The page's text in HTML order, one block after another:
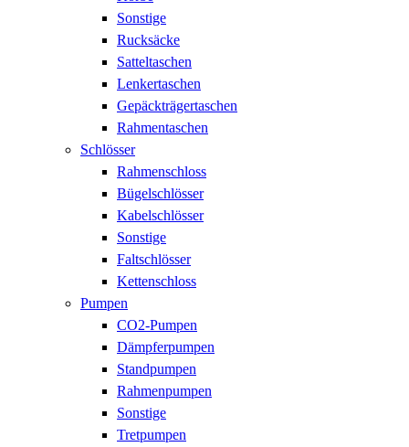
Sonstige
Rucksäcke
Satteltaschen
Lenkertaschen
Gepäckträgertaschen
Rahmentaschen
Schlösser
Rahmenschloss
Bügelschlösser
Kabelschlösser
Sonstige
Faltschlösser
Kettenschloss
Pumpen
CO2-Pumpen
Dämpferpumpen
Standpumpen
Rahmenpumpen
Sonstige
Tretpumpen